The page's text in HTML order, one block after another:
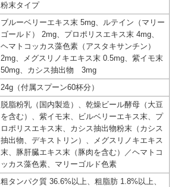
粉末タイプ
ブルーベリーエキス末 5mg、ルテイン（マリー
ゴールド） 2mg、プロポリスエキス末 4mg、
ヘマトコッカス藻色素（アスタキサンチン）
2mg、メグスリノキエキス末 0.5mg、紫イモ末
50mg、カシス抽出物 3mg
24g（付属スプーン60杯分）
脱脂粉乳（国内製造）、乾燥ビール酵母（大豆
を含む）、紫イモ末、ビルベリーエキス末、プ
ロポリスエキス末、カシス抽出物粉末（カシス
抽出物、デキストリン）、メグスリノキエキス
末、豚肝臓エキス末（豚肉を含む）／ヘマトコ
ッカス藻色素、マリーゴルド色素
粗タンパク質 36.6%以上、粗脂肪 1.8%以上、